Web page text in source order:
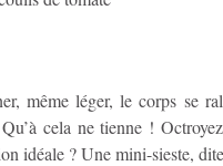
même léger, le corps se
cela ne tienne !
idéale ? Une mini-sieste,